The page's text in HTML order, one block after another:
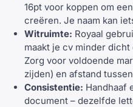
16pt voor koppen om
creëren. Je naam kan
Witruimte: Royaal
maakt je cv minder
Zorg voor voldoende
zijden) en afstand
Consistentie: Handhaaf
document – dezelfde